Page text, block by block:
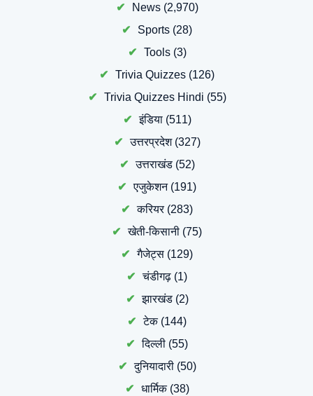
News(2,970)
Sports (28)
Tools(3)
Trivia Quizzes (126)
Trivia Quizzes Hindi (55)
इंडिया(511)
उत्तरप्रदेश(327)
उत्तराखंड(52)
एजुकेशन(191)
करियर(283)
खेती-किसानी (75)
गैजेट्स (129)
चंडीगढ़ (1)
झारखंड(2)
टेक(144)
दिल्ली (55)
दुनियादारी(50)
धार्मिक(38)